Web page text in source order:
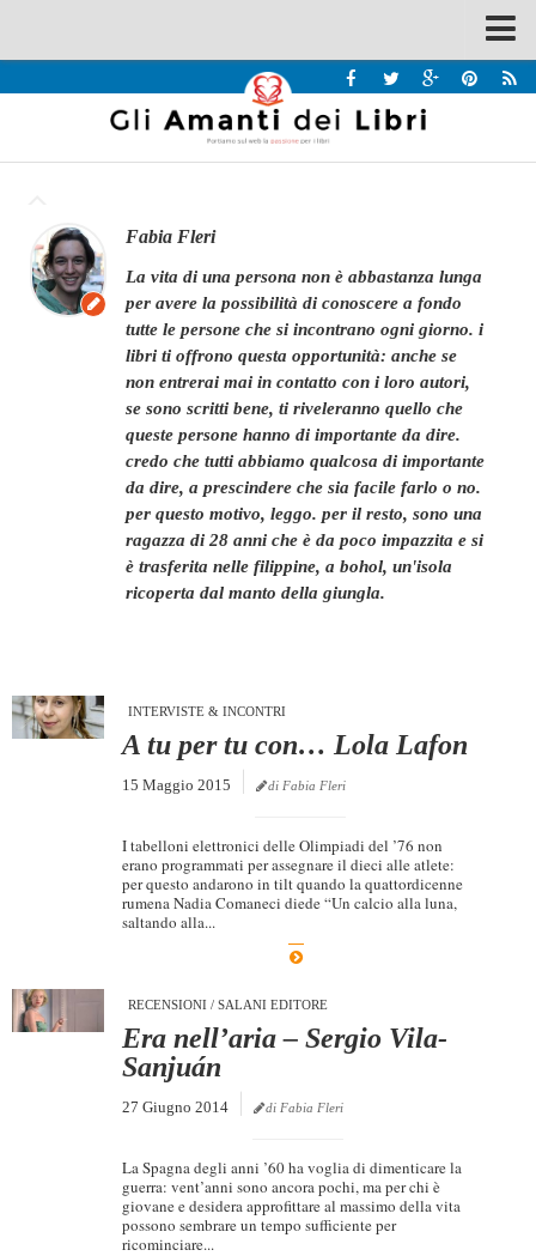
Recensioni
Interviste & Incontri
Home
Chi siamo
Dicono di Noi
Rassegna Stampa
Autori
Generi
Giallo Stresa
Premio Chiara
Salone di Torino
Fabia Fleri
la vita di una persona non è abbastanza lunga
per avere la possibilità di conoscere a fondo
tutte le persone che si incontrano ogni giorno. i
libri ti offrono questa opportunità: anche se
non entrerai mai in contatto con i loro autori,
se sono scritti bene, ti riveleranno quello che
queste persone hanno di importante da dire.
credo che tutti abbiamo qualcosa di importante
da dire, a prescindere che sia facile farlo o no.
per questo motivo, leggo. per il resto, sono una
ragazza di 28 anni che è da poco impazzita e si
è trasferita nelle filippine, a bohol, un'isola
ricoperta dal manto della giungla.
INTERVISTE & INCONTRI
A tu per tu con… Lola Lafon
15 Maggio 2015 di Fabia Fleri
I tabelloni elettronici delle Olimpiadi del ’76 non
erano programmati per assegnare il dieci alle atlete:
per questo andarono in tilt quando la quattordicenne
rumena Nadia Comaneci diede “Un calcio alla luna,
saltando alla...
RECENSIONI / SALANI EDITORE
Era nell’aria – Sergio Vila-
Sanjuán
27 Giugno 2014 di Fabia Fleri
La Spagna degli anni ’60 ha voglia di dimenticare la
guerra: vent’anni sono ancora pochi, ma per chi è
giovane e desidera approfittare al massimo della vita
possono sembrare un tempo sufficiente per
ricominciare...